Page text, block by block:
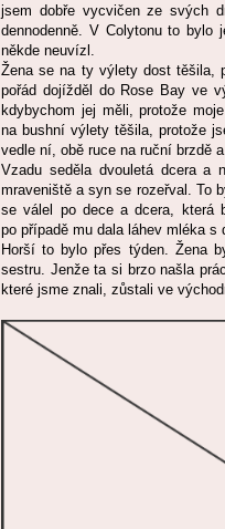
jsem dobře vycvičen ze svých
dennodenně. V Colytonu to
někde neuvízl.
Žena se na ty výlety dost těšila,
pořád dojížděl do Rose Bay ve
kdybychom jej měli, protože
na bushní výlety těšila, protože
vedle ní, obě ruce na ruční brzdě
Vzadu seděla dvouletá dcera a
mraveniště a syn se rozeřval. To
se válel po dece a dcera, která
po případě mu dala láhev mléka
Horší to bylo přes týden. Žena
sestru. Jenže ta si brzo našla
které jsme znali, zůstali ve